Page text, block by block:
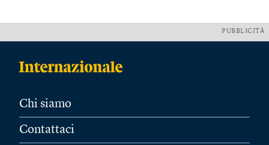
PUBBLICITÀ
Chi siamo
Contattaci